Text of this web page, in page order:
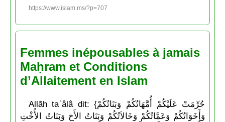
https://www.islam.ms/?p=707
Femmes inépousables à jamais
Maḥram et Conditions
d’Allaitement en Islam
Allāh taʿâlâ dit: {حُرِّمَتْ عَلَيْكُمْ أُمَّهَاتُكُمْ وَبَنَاتُكُمْ
وَأَخَوَاتُكُمْ وَعَمَّاتُكُمْ وَخَالاَتُكُمْ وَبَنَاتُ الأَخِ وَبَنَاتُ الأُخْتِ